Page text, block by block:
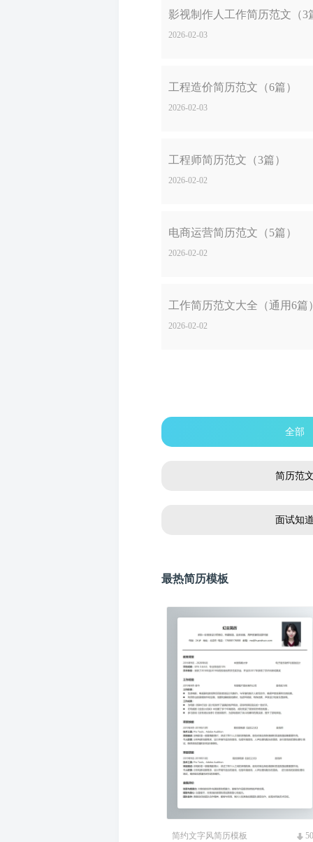
影视制作人工作简历范文（3
2026-02-03
工程造价简历范文（6篇）
2026-02-03
工程师简历范文（3篇）
2026-02-02
电商运营简历范文（5篇）
2026-02-02
工作简历范文大全（通用6篇
2026-02-02
全部
简历范
面试知
最热简历模板
简约文字风简历模板